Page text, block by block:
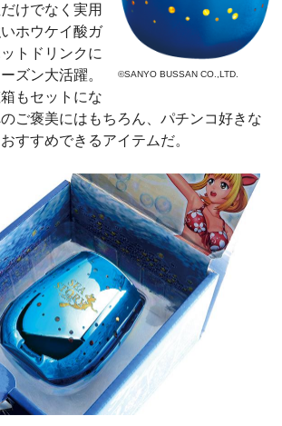
©SANYO BUSSAN CO.,LTD.
けでなく実用
ホウケイ酸ガ
トドリンクに
ズン大活躍。
もセットにな
ご褒美にはもちろん、パチンコ好きな
すすめできるアイテムだ。